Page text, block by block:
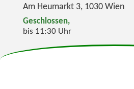
Am Heumarkt 3, 1030 Wien
Geschlossen,
bis 11:30 Uhr